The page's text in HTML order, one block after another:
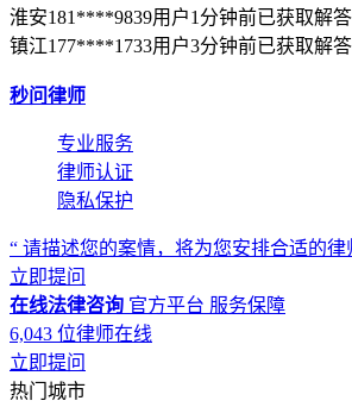
淮安181****9839用户1分钟前已获取解答
镇江177****1733用户3分钟前已获取解答
秒问律师
专业服务
律师认证
隐私保护
“ 请描述您的案情，将为您安排合适的律
立即提问
在线法律咨询 官方平台 服务保障
6,043 位律师在线
立即提问
热门城市